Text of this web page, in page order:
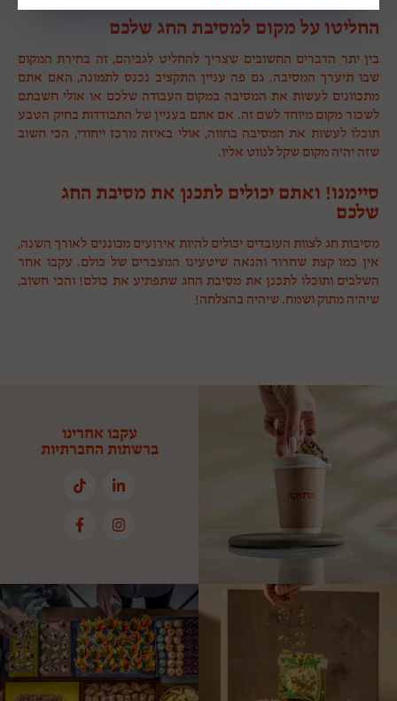
החליטו על מקום למסיבת החג שלכם
בין יתר הדברים החשובים שצריך להחליט לגביהם, זה בחירת המקום
שבו תיערך המסיבה. גם פה עניין התקציב נכנס לתמונה, האם אתם
מתכוונים לעשות את המסיבה במקום העבודה שלכם או אולי חשבתם
לשכור מקום מיוחד לשם זה. אם אתם בעניין של התבודדות בחיק הטבע
תוכלו לעשות את המסיבה בחווה, אולי באיזה מרכז ייחודי, הכי חשוב
שזה יהיה מקום שקל לנווט אליו.
סיימנו! ואתם יכולים לתכנן את מסיבת החג
שלכם
מסיבות חג לצוות העובדים יכולים להיות אירועים מכוננים לאורך השנה,
אין כמו קצת שחרור והנאה שיטעינו המצברים של כולם. עקבו אחר
השלבים ותוכלו לתכנן את מסיבת החג שתפתיע את כולם! והכי חשוב,
שיהיה מתוק ושמח. שיהיה בהצלחה!
עקבו אחרינו
ברשתות החברתיות